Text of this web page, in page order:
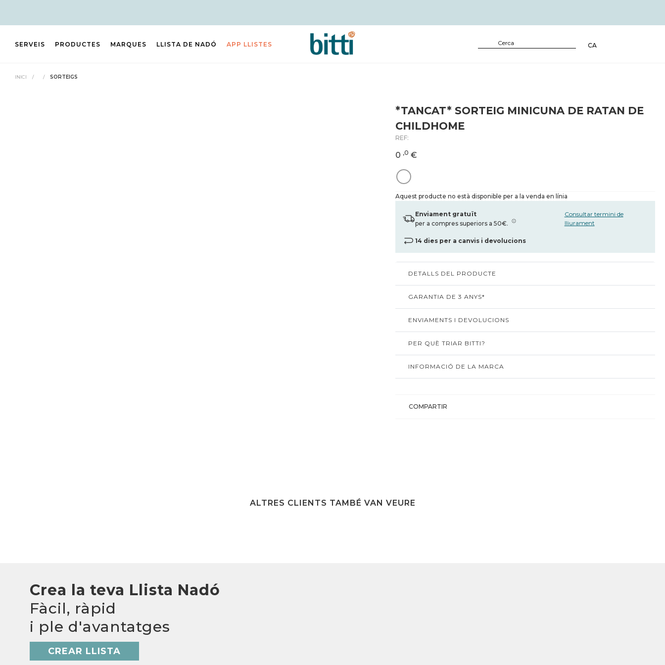
SERVEIS PRODUCTES MARQUES LLISTA DE NADÓ APP LLISTES CA
INICI / / SORTEIGS
*TANCAT* SORTEIG MINICUNA DE RATAN DE
CHILDHOME
REF:
0 ,0 €
Aquest producte no està disponible per a la venda en línia
Enviament gratuït
per a compres superiors a 50€.
Consultar termini de
lliurament
14 dies per a canvis i devolucions
DETALLS DEL PRODUCTE
GARANTIA DE 3 ANYS*
ENVIAMENTS I DEVOLUCIONS
PER QUÈ TRIAR BITTI?
INFORMACIÓ DE LA MARCA
COMPARTIR
ALTRES CLIENTS TAMBÉ VAN VEURE
Crea la teva Llista Nadó
Fàcil, ràpid
i ple d'avantatges
CREAR LLISTA